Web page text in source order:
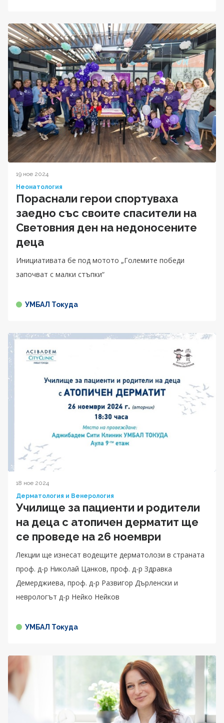
19 ное 2024
Неонатология
Пораснали герои спортуваха
заедно със своите спасители на
Световния ден на недоносените
деца
Инициативата бе под мотото „Големите победи
започват с малки стъпки“
УМБАЛ Токуда
18 ное 2024
Дерматология и Венерология
Училище за пациенти и родители
на деца с атопичен дерматит ще
се проведе на 26 ноември
Лекции ще изнесат водещите дерматолози в страната
проф. д-р Николай Цанков, проф. д-р Здравка
Демерджиева, проф. д-р Развигор Дърленски и
неврологът д-р Нейко Нейков
УМБАЛ Токуда